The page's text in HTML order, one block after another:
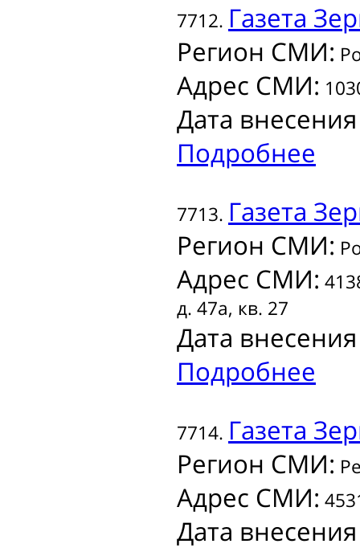
7712. Газета
Регион СМИ:
Адрес СМИ:
Дата
Подробнее
7713. Газета
Регион СМИ:
Адрес СМИ:
д. 47а, кв. 27
Дата
Подробнее
7714. Газета
Регион СМИ:
Адрес СМИ:
Дата